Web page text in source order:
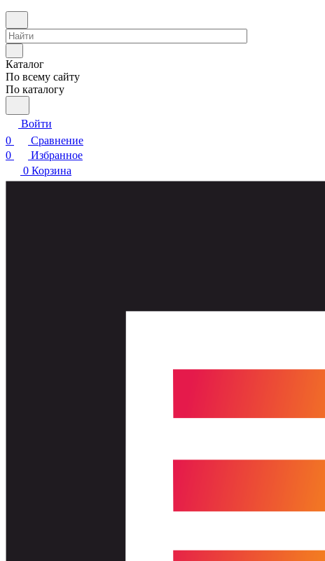
Каталог
По всему сайту
По каталогу
Войти
0
Сравнение
0
Избранное
0 Корзина